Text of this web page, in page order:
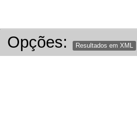
Opções: Resultados em XML